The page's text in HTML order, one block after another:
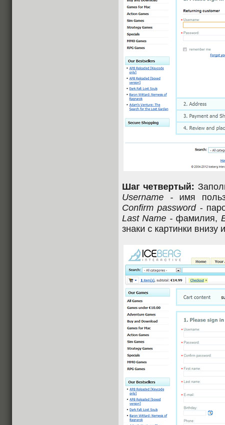
Шаг четвертый:
Username - имя
Confirm password-
Last Name - фамилия,
знаки с картинки